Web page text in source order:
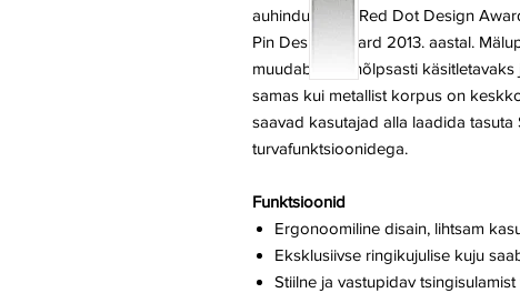
auhindu, nagu Red Dot Design
Pin Design Award 2013. aastal.
muudab selle hõlpsasti
samas kui metallist korpus on
saavad kasutajad alla laadida
turvafunktsioonidega.
Funktsioonid
Ergonoomiline disain, lihtsam
Eksklusiivse ringikujulise kuju
Stiilne ja vastupidav